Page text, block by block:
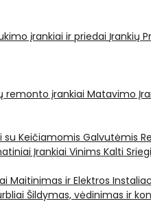
įrankiai ir priedai Įrankių
remonto įrankiai Matavimo
su Keičiamomis Galvutėmis
Įrankiai Vinims Kalti
Maitinimas ir Elektros
Šildymas, vėdinimas ir